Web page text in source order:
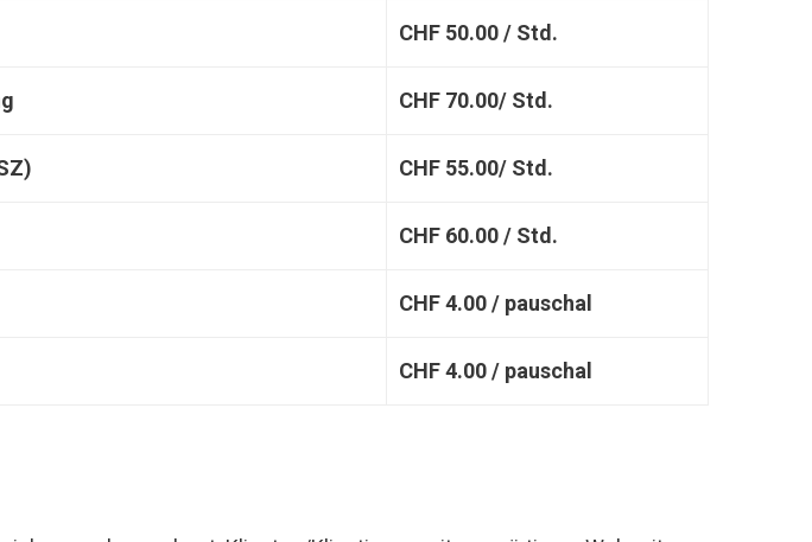
CHF 50.00 / Std.
CHF 70.00/ Std.
CHF 55.00/ Std.
CHF 60.00 / Std.
CHF 4.00 / pauschal
CHF 4.00 / pauschal